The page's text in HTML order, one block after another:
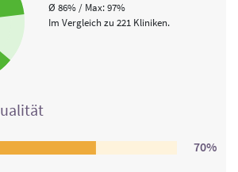
Ø 86% / Max: 97%
Im Vergleich zu 221 Kliniken.
70%